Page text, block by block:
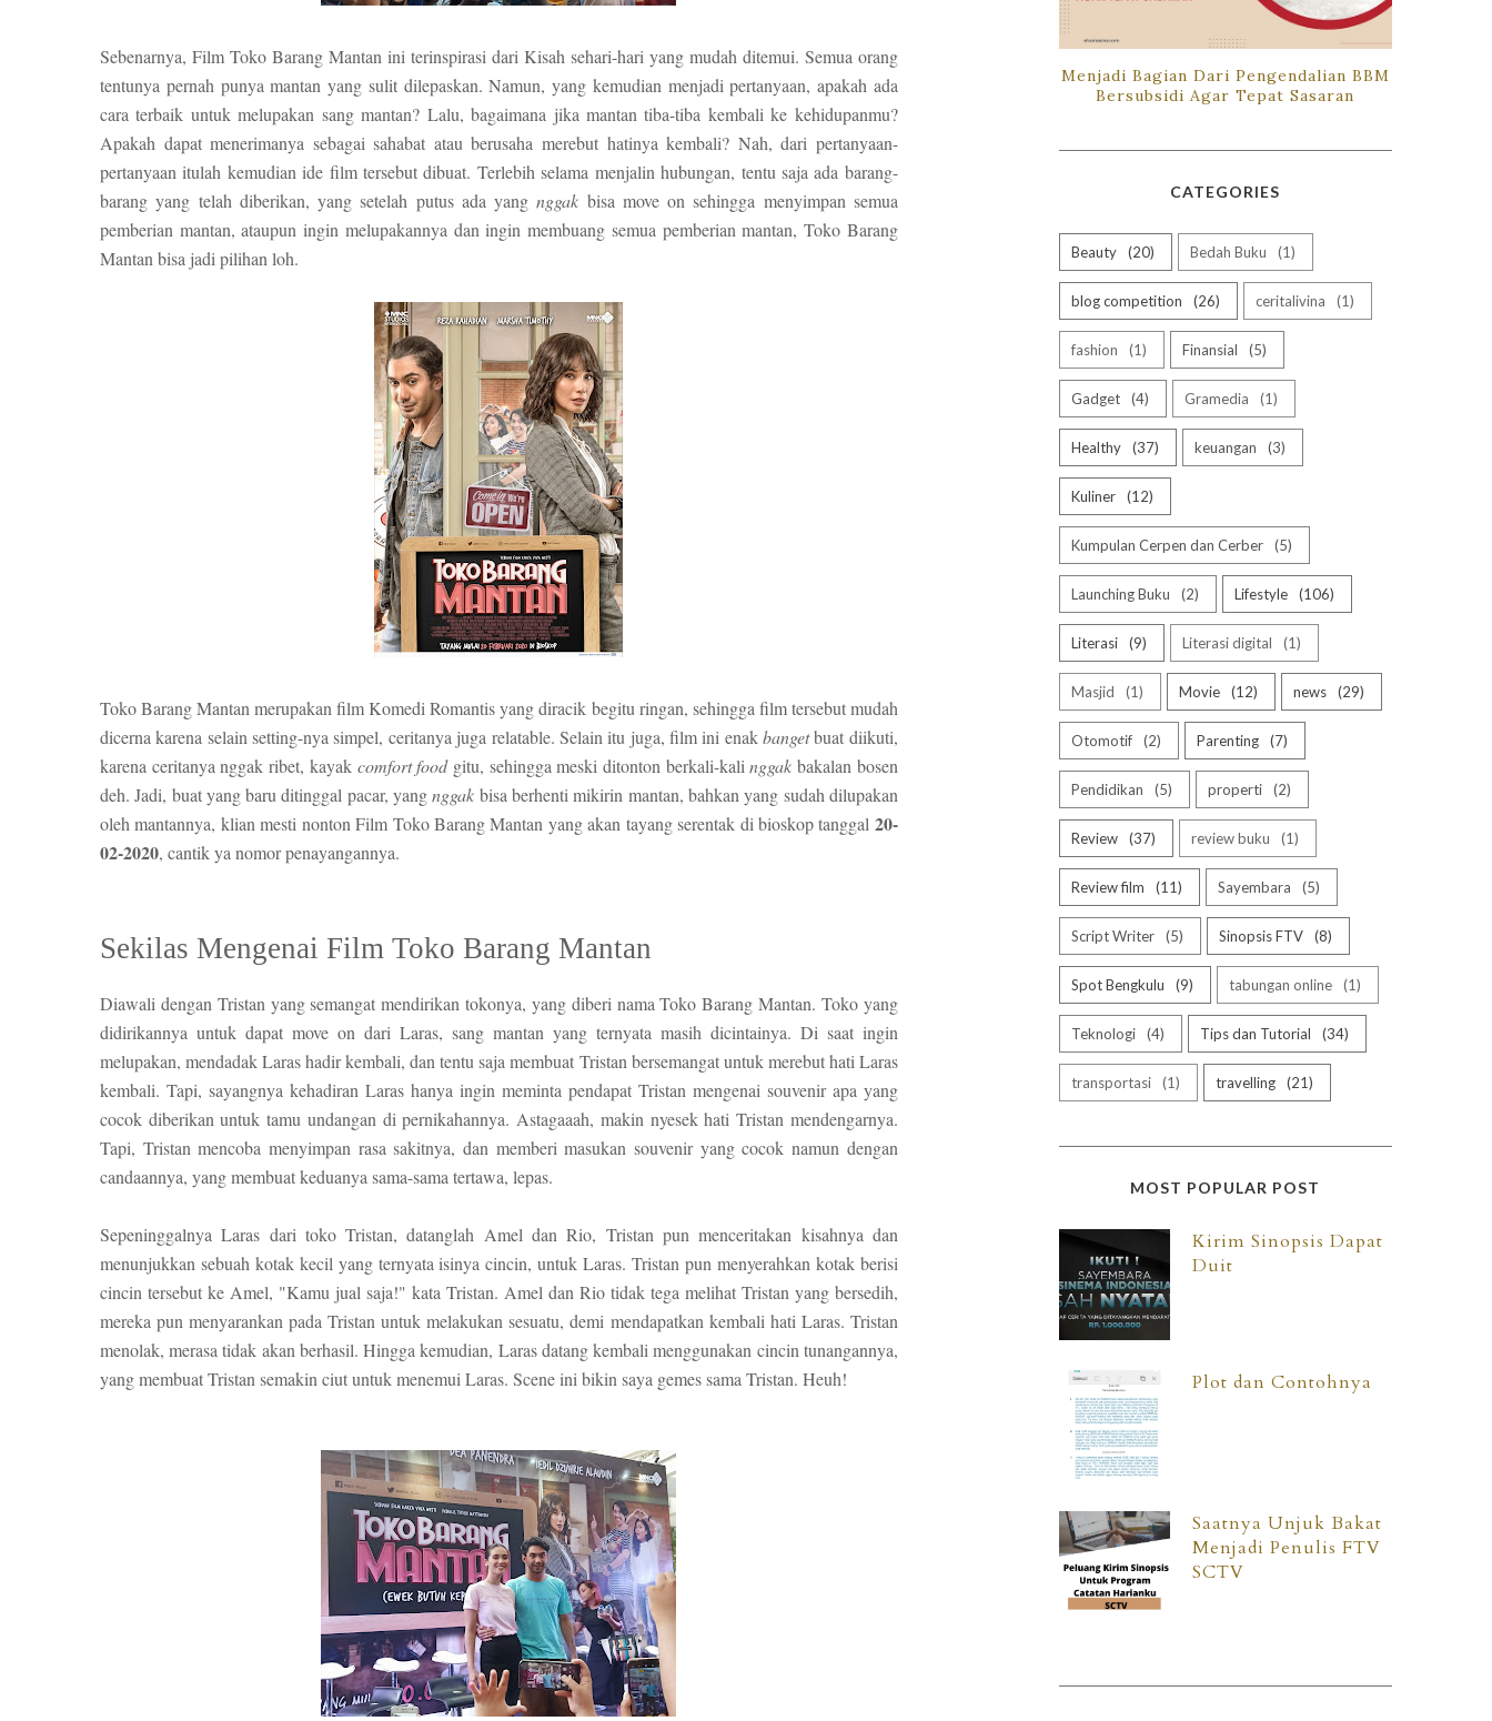
Sebenarnya, Film Toko Barang Mantan ini terinspirasi dari Kisah sehari-hari yang mudah ditemui. Semua orang
tentunya pernah punya mantan yang sulit dilepaskan. Namun, yang kemudian menjadi pertanyaan, apakah ada
cara terbaik untuk melupakan sang mantan? Lalu, bagaimana jika mantan tiba-tiba kembali ke kehidupanmu?
Apakah dapat menerimanya sebagai sahabat atau berusaha merebut hatinya kembali? Nah, dari pertanyaan-
pertanyaan itulah kemudian ide film tersebut dibuat. Terlebih selama menjalin hubungan, tentu saja ada barang-
barang yang telah diberikan, yang setelah putus ada yangnggak bisa move on sehingga menyimpan semua
pemberian mantan, ataupun ingin melupakannya dan ingin membuang semua pemberian mantan, Toko Barang
Mantan bisa jadi pilihan loh.
Toko Barang Mantan merupakan film Komedi Romantis yang diracik begitu ringan, sehingga film tersebut mudah
dicerna karena selain setting-nya simpel, ceritanya juga relatable. Selain itu juga, film ini enakbangetbuat diikuti,
karena ceritanya nggak ribet, kayak comfort foodgitu, sehingga meski ditonton berkali-kalinggak bakalan bosen
deh. Jadi, buat yang baru ditinggal pacar, yangnggak bisa berhenti mikirin mantan, bahkan yang sudah dilupakan
oleh mantannya, klian mesti nonton Film Toko Barang Mantan yang akan tayang serentak di bioskop tanggal 20-
02-2020, cantik ya nomor penayangannya.
Sekilas Mengenai Film Toko Barang Mantan
Diawali dengan Tristan yang semangat mendirikan tokonya, yang diberi nama Toko Barang Mantan. Toko yang
didirikannya untuk dapat move on dari Laras, sang mantan yang ternyata masih dicintainya. Di saat ingin
melupakan, mendadak Laras hadir kembali, dan tentu saja membuat Tristan bersemangat untuk merebut hati Laras
kembali. Tapi, sayangnya kehadiran Laras hanya ingin meminta pendapat Tristan mengenai souvenir apa yang
cocok diberikan untuk tamu undangan di pernikahannya. Astagaaah, makin nyesek hati Tristan mendengarnya.
Tapi, Tristan mencoba menyimpan rasa sakitnya, dan memberi masukan souvenir yang cocok namun dengan
candaannya, yang membuat keduanya sama-sama tertawa, lepas.
Sepeninggalnya Laras dari toko Tristan, datanglah Amel dan Rio, Tristan pun menceritakan kisahnya dan
menunjukkan sebuah kotak kecil yang ternyata isinya cincin, untuk Laras. Tristan pun menyerahkan kotak berisi
cincin tersebut ke Amel, "Kamu jual saja!" kata Tristan. Amel dan Rio tidak tega melihat Tristan yang bersedih,
mereka pun menyarankan pada Tristan untuk melakukan sesuatu, demi mendapatkan kembali hati Laras. Tristan
menolak, merasa tidak akan berhasil. Hingga kemudian, Laras datang kembali menggunakan cincin tunangannya,
yang membuat Tristan semakin ciut untuk menemui Laras. Scene ini bikin saya gemes sama Tristan. Heuh!
Menjadi Bagian Dari Pengendalian BBM
Bersubsidi Agar Tepat Sasaran
CATEGORIES
Beauty 20 Bedah Buku 1
blog competition 26 ceritalivina 1
fashion 1 Finansial 5
Gadget 4 Gramedia 1
Healthy 37 keuangan 3
Kuliner 12
Kumpulan Cerpen dan Cerber 5
Launching Buku 2 Lifestyle 106
Literasi 9 Literasi digital 1
Masjid 1 Movie 12 news 29
Otomotif 2 Parenting 7
Pendidikan 5 properti 2
Review 37 review buku 1
Review film 11 Sayembara 5
Script Writer 5 Sinopsis FTV 8
Spot Bengkulu 9 tabungan online 1
Teknologi 4 Tips dan Tutorial 34
transportasi 1 travelling 21
MOST POPULAR POST
Kirim Sinopsis Dapat
Duit
Plot dan Contohnya
Saatnya Unjuk Bakat
Menjadi Penulis FTV
SCTV